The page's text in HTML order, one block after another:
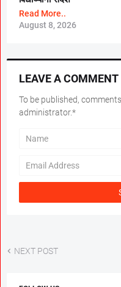
Read More..
August 8, 2026
LEAVE A COMMENT
To be published,
administrator.*
NEXT POST